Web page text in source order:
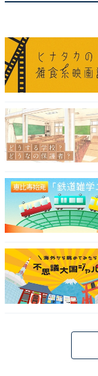
【今日チェック
ケルヒャー「K2
接続 洗車 泥 花粉